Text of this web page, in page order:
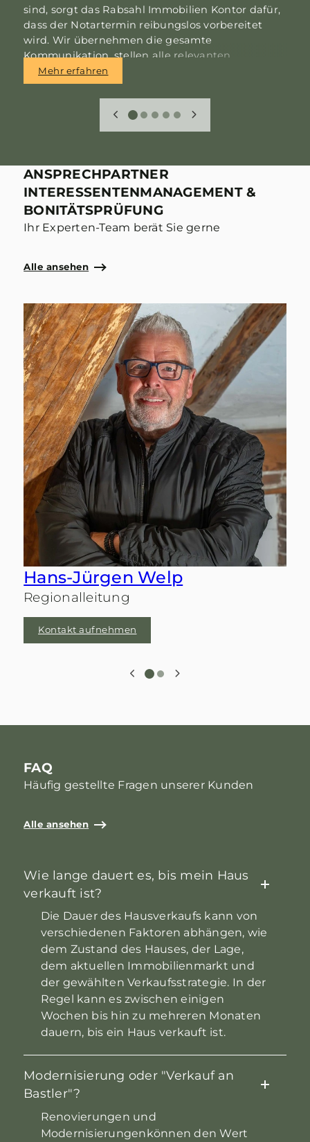
sind, sorgt das Rabsahl Immobilien Kontor dafür,
dass der Notartermin reibungslos vorbereitet
wird. Wir übernehmen die gesamte
Kommunikation, stellen alle relevanten
Informationen zusammen und begleiten Sie
persönlich bis zur finalen Unterschrift – und auf
Wunsch auch darüber hinaus.
Mehr erfahren
ANSPRECHPARTNER
INTERESSENTENMANAGEMENT &
BONITÄTSPRÜFUNG
Ihr Experten-Team berät Sie gerne
Alle ansehen
Hans-Jürgen Welp
Regionalleitung
Kontakt aufnehmen
FAQ
Häufig gestellte Fragen unserer Kunden
Alle ansehen
Wie lange dauert es, bis mein Haus
verkauft ist?
Die Dauer des Hausverkaufs kann von
verschiedenen Faktoren abhängen, wie
dem Zustand des Hauses, der Lage,
dem aktuellen Immobilienmarkt und
der gewählten Verkaufsstrategie. In der
Regel kann es zwischen einigen
Wochen bis hin zu mehreren Monaten
dauern, bis ein Haus verkauft ist.
Modernisierung oder "Verkauf an
Bastler"?
Renovierungen und
Modernisierungenkönnen den Wert